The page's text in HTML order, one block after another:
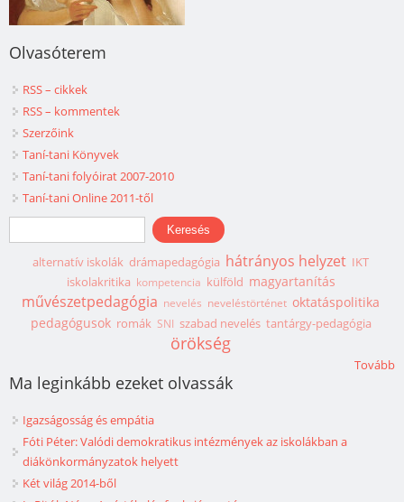
Olvasóterem
RSS – cikkek
RSS – kommentek
Szerzőink
Taní-tani Könyvek
Taní-tani folyóirat 2007-2010
Taní-tani Online 2011-től
Keresés űrlap
Keresés
alternatív iskolák drámapedagógia hátrányos helyzet IKT
iskolakritika kompetencia külföld magyartanítás
művészetpedagógia nevelés neveléstörténet oktatáspolitika
pedagógusok romák SNI szabad nevelés tantárgy-pedagógia
örökség
Tovább
Ma leginkább ezeket olvassák
Igazságosság és empátia
Fóti Péter: Valódi demokratikus intézmények az iskolákban a
diákönkormányzatok helyett
Két világ 2014-ből